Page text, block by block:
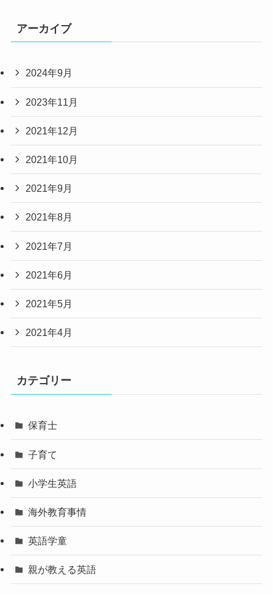
アーカイブ
2024年9月
2023年11月
2021年12月
2021年10月
2021年9月
2021年8月
2021年7月
2021年6月
2021年5月
2021年4月
カテゴリー
保育士
子育て
小学生英語
海外教育事情
英語学童
親が教える英語